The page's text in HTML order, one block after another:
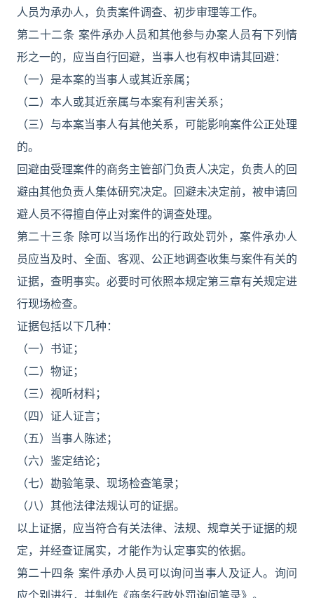
人员为承办人，负责案件调查、初步审理等工作。
第二十二条 案件承办人员和其他参与办案人员有下列情
形之一的，应当自行回避，当事人也有权申请其回避：
（一）是本案的当事人或其近亲属；
（二）本人或其近亲属与本案有利害关系；
（三）与本案当事人有其他关系，可能影响案件公正处理
的。
回避由受理案件的商务主管部门负责人决定，负责人的回
避由其他负责人集体研究决定。回避未决定前，被申请回
避人员不得擅自停止对案件的调查处理。
第二十三条 除可以当场作出的行政处罚外，案件承办人
员应当及时、全面、客观、公正地调查收集与案件有关的
证据，查明事实。必要时可依照本规定第三章有关规定进
行现场检查。
证据包括以下几种：
（一）书证；
（二）物证；
（三）视听材料；
（四）证人证言；
（五）当事人陈述；
（六）鉴定结论；
（七）勘验笔录、现场检查笔录；
（八）其他法律法规认可的证据。
以上证据，应当符合有关法律、法规、规章关于证据的规
定，并经查证属实，才能作为认定事实的依据。
第二十四条 案件承办人员可以询问当事人及证人。询问
应个别进行，并制作《商务行政处罚询问笔录》。